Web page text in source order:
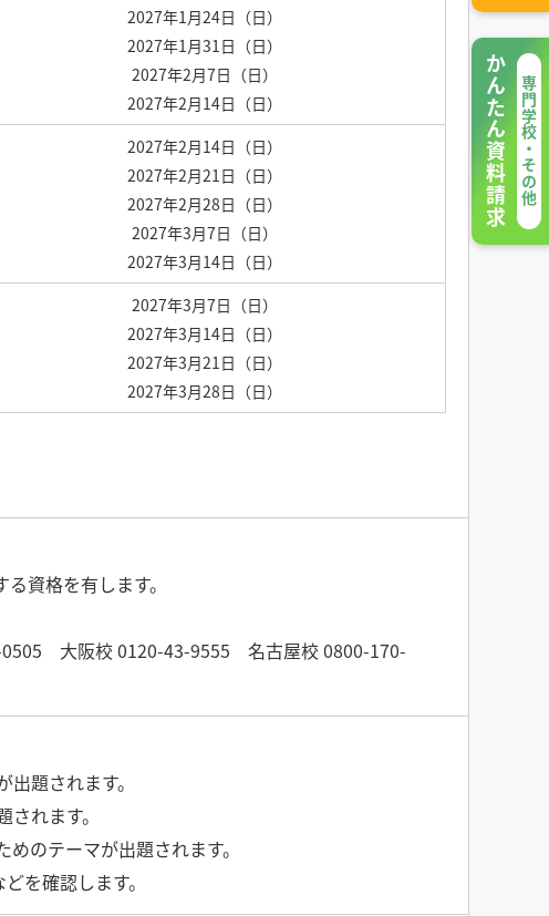
2027年1月24日（日）
2027年1月31日（日）
2027年2月7日（日）
2027年2月14日（日）
2027年2月14日（日）
2027年2月21日（日）
2027年2月28日（日）
2027年3月7日（日）
2027年3月14日（日）
2027年3月7日（日）
2027年3月14日（日）
2027年3月21日（日）
2027年3月28日（日）
資格を有します。
0505 大阪校 0120-43-9555 名古屋校 0800-170-
題されます。
れます。
のテーマが出題されます。
を確認します。
専門学校・その他
かんたん資料請求